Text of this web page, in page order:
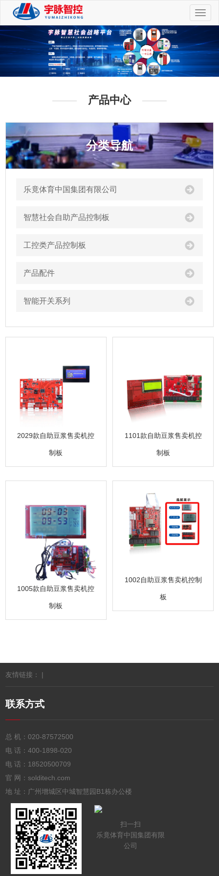
切
换
航
产品中心
分类导航
乐竟体育中国集团有限公司
智慧社会自助产品控制板
工控类产品控制板
产品配件
智能开关系列
2029款自助豆浆售卖机控
制板
1101款自助豆浆售卖机控
制板
1005款自助豆浆售卖机控
制板
1002自助豆浆售卖机控制
板
友情链接： |
联系方式
总 机：020-87572500
电 话：400-1898-020
电 话： 18520500709
官 网：solditech.com
地 址：广州增城区中城智慧园B1栋办公楼
扫一扫
乐竟体育中国集团有限
公司